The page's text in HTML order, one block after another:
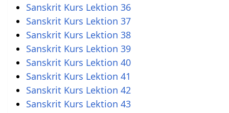
Sanskrit Kurs Lektion 36
Sanskrit Kurs Lektion 37
Sanskrit Kurs Lektion 38
Sanskrit Kurs Lektion 39
Sanskrit Kurs Lektion 40
Sanskrit Kurs Lektion 41
Sanskrit Kurs Lektion 42
Sanskrit Kurs Lektion 43